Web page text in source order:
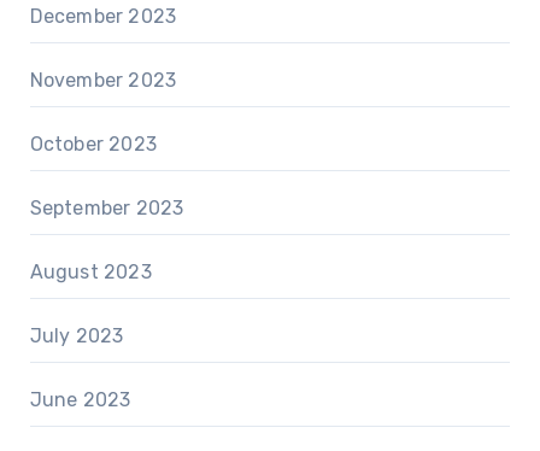
December 2023
November 2023
October 2023
September 2023
August 2023
July 2023
June 2023